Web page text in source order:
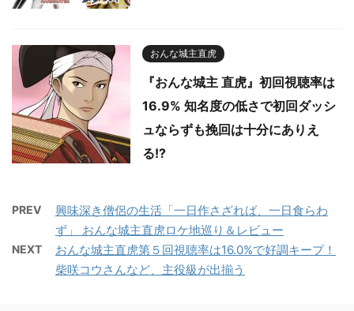
おんな城主直虎
『おんな城主 直虎』初回視聴率は
16.9% 知名度の低さで初回ダッシ
ュならずも挽回は十分にありえ
る!?
PREV
興味深き僧侶の生活「一日作さざれば、一日食らわ
ず」 おんな城主直虎ロケ地巡り＆レビュー
NEXT
おんな城主直虎第５回視聴率は16.0%で好調キープ！
柴咲コウさんなど、主役級が出揃う